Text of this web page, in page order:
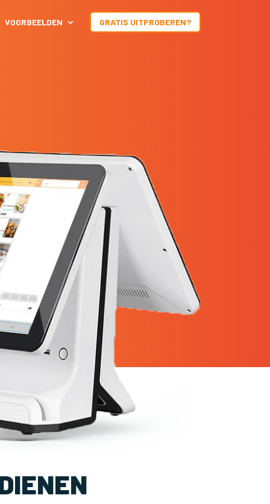
VOORBEELDEN GRATIS UITPROBEREN?